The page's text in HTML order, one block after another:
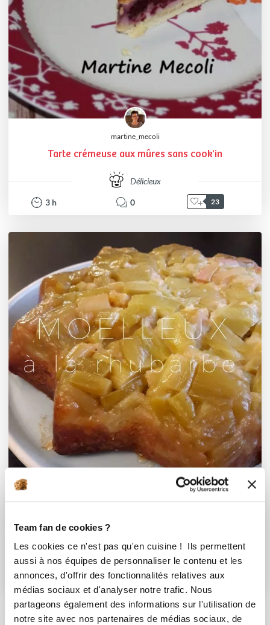
Team fan de cookies ?
Les cookies ce n'est pas qu'en cuisine ! Ils permettent
aussi à nos équipes de personnaliser le contenu et les
annonces, d'offrir des fonctionnalités relatives aux
médias sociaux et d'analyser notre trafic. Nous
partageons également des informations sur l'utilisation de
notre site avec nos partenaires de médias sociaux, de
martine_mecoli
Tarte crémeuse aux mûres sans cook'in
Délicieux
3 h 0 23
Délicieux
30min 3 31